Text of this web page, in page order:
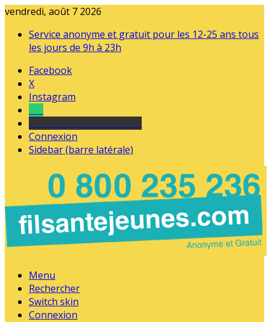
vendredi, août 7 2026
Service anonyme et gratuit pour les 12-25 ans tous
les jours de 9h à 23h
Facebook
X
Instagram
Connexion
Sidebar (barre latérale)
Menu
Rechercher
Switch skin
Connexion